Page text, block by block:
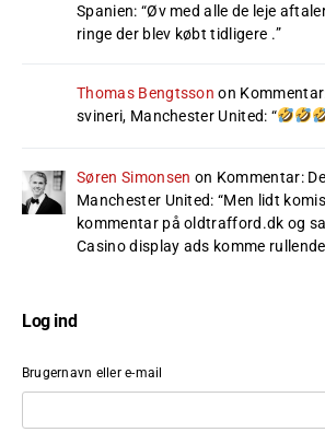
Spanien: “Øv med alle de leje
ringe der blev købt tidligere .”
Thomas Bengtsson on
svineri, Manchester United: “
Søren Simonsen on Kommentar:
Manchester United: “Men lidt
kommentar på oldtrafford.dk og
Casino display ads komme rullende
Log ind
Brugernavn eller e-mail